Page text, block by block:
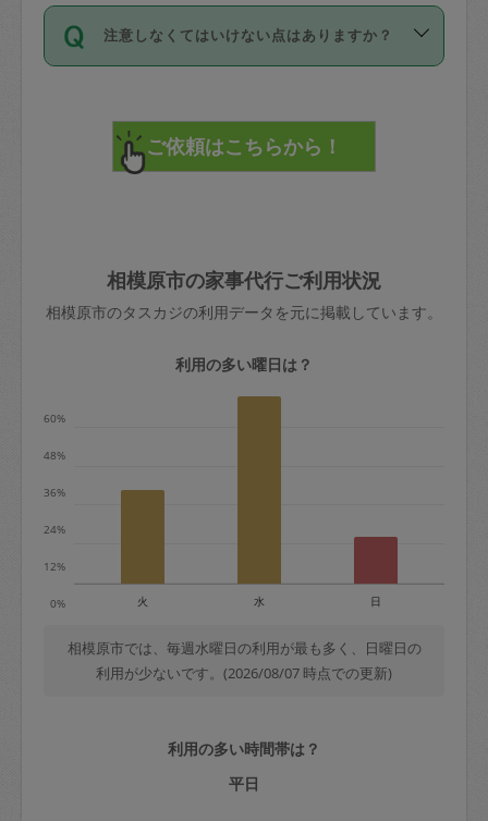
詳細FAQ：
損害賠償保険について教えて
72時間を超える※と、以下のキャンセル
料が発生します。
直前キャンセル料：
72時間前〜24時間前＝依頼料金の50%
依頼者不在による当日キャンセル＝依頼
金額の100%＋交通費全額
※例：依頼日時／土曜日午前9時開始の場
金曜日9時～土曜日8時まで＝依頼金額の
＋交通費全額
依頼者不在による当日キャンセル＝依頼
金額の100%＋交通費全額
定期契約をキャンセルする場合、毎週定
期は月2回まで隔週定期は月1回までキャ
まず、条件の合う気になるタスカジさ
みてください。
その後、一番気に入ったタスカジさんに
不在の場合の作業はタスカジさんの同意
が必要です。数回の依頼ののち、タスカ
ジさんと依頼者の間で十分な信頼関係が
てください。
不在時に部屋に入るためにタスカジさん
きた場合は損害保険の対象外となるので
ご注意ください。
注意しなくてはいけない点はありますか？
で、必ず鍵のかかるロッカーや金庫に入
れて依頼者の責任の元管理するよう心掛
けてください。
玉、など
あわせてこちらも参照ください：初めて
はありますか？
相模原市の家事代行ご利用状況
相模原市のタスカジの利用データを元に掲載しています。
利用の多い曜日は？
0%
12%
24%
36%
48%
60%
火 水 日
相模原市では、毎週水曜日の利用が最も多く、日曜日の
利用が少ないです。(2026/08/07 時点での更新)
利用の多い時間帯は？
平日